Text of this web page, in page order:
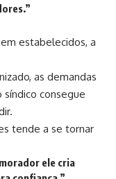
estabelecidos, a
as demandas
consegue
tende a se tornar
ele cria